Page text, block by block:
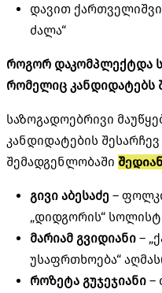
დავით
ძალა“
როგორ დაკომპლექტდა
რომელიც კანდიდატებს
საზოგადოებრივი
კანდიდატების
შემადგენლობაში შედიან
გივი აბესაძე –
„დიდგორის“
მარიამ გვიდიანი –
უსაფრთხოება“
როზეტა გუჯეჯიანი –